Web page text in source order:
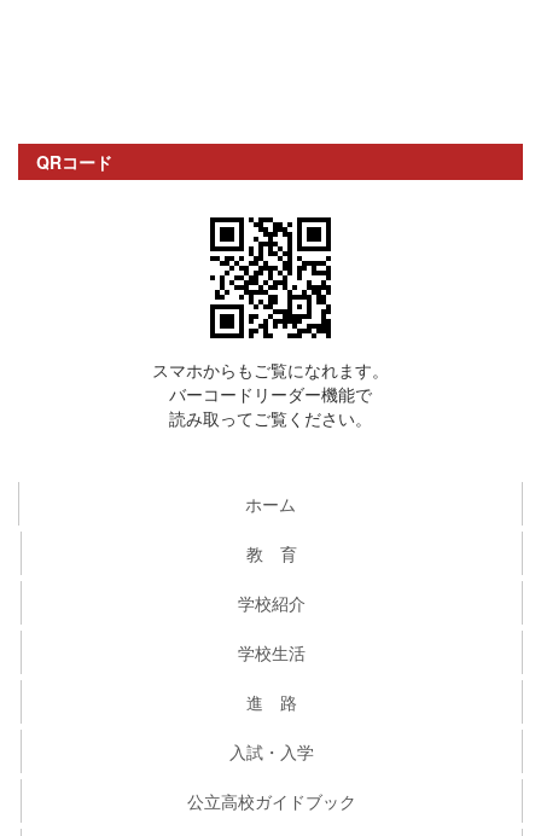
QRコード
スマホからもご覧になれます。
バーコードリーダー機能で
読み取ってご覧ください。
ホーム
教 育
学校紹介
学校生活
進 路
入試・入学
公立高校ガイドブック